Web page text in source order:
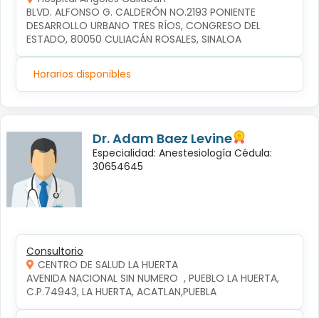
BLVD. ALFONSO G. CALDERÓN NO.2193 PONIENTE
DESARROLLO URBANO TRES RÍOS, CONGRESO DEL
ESTADO, 80050 CULIACÁN ROSALES, SINALOA
Horarios disponibles
Dr. Adam Baez Levine
Especialidad: Anestesiología Cédula:
30654645
Consultorio
CENTRO DE SALUD LA HUERTA
AVENIDA NACIONAL SIN NUMERO  , PUEBLO LA HUERTA,
C.P.74943, LA HUERTA, ACATLAN,PUEBLA